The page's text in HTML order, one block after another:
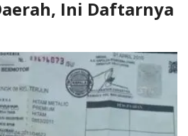
Ini Daftarnya